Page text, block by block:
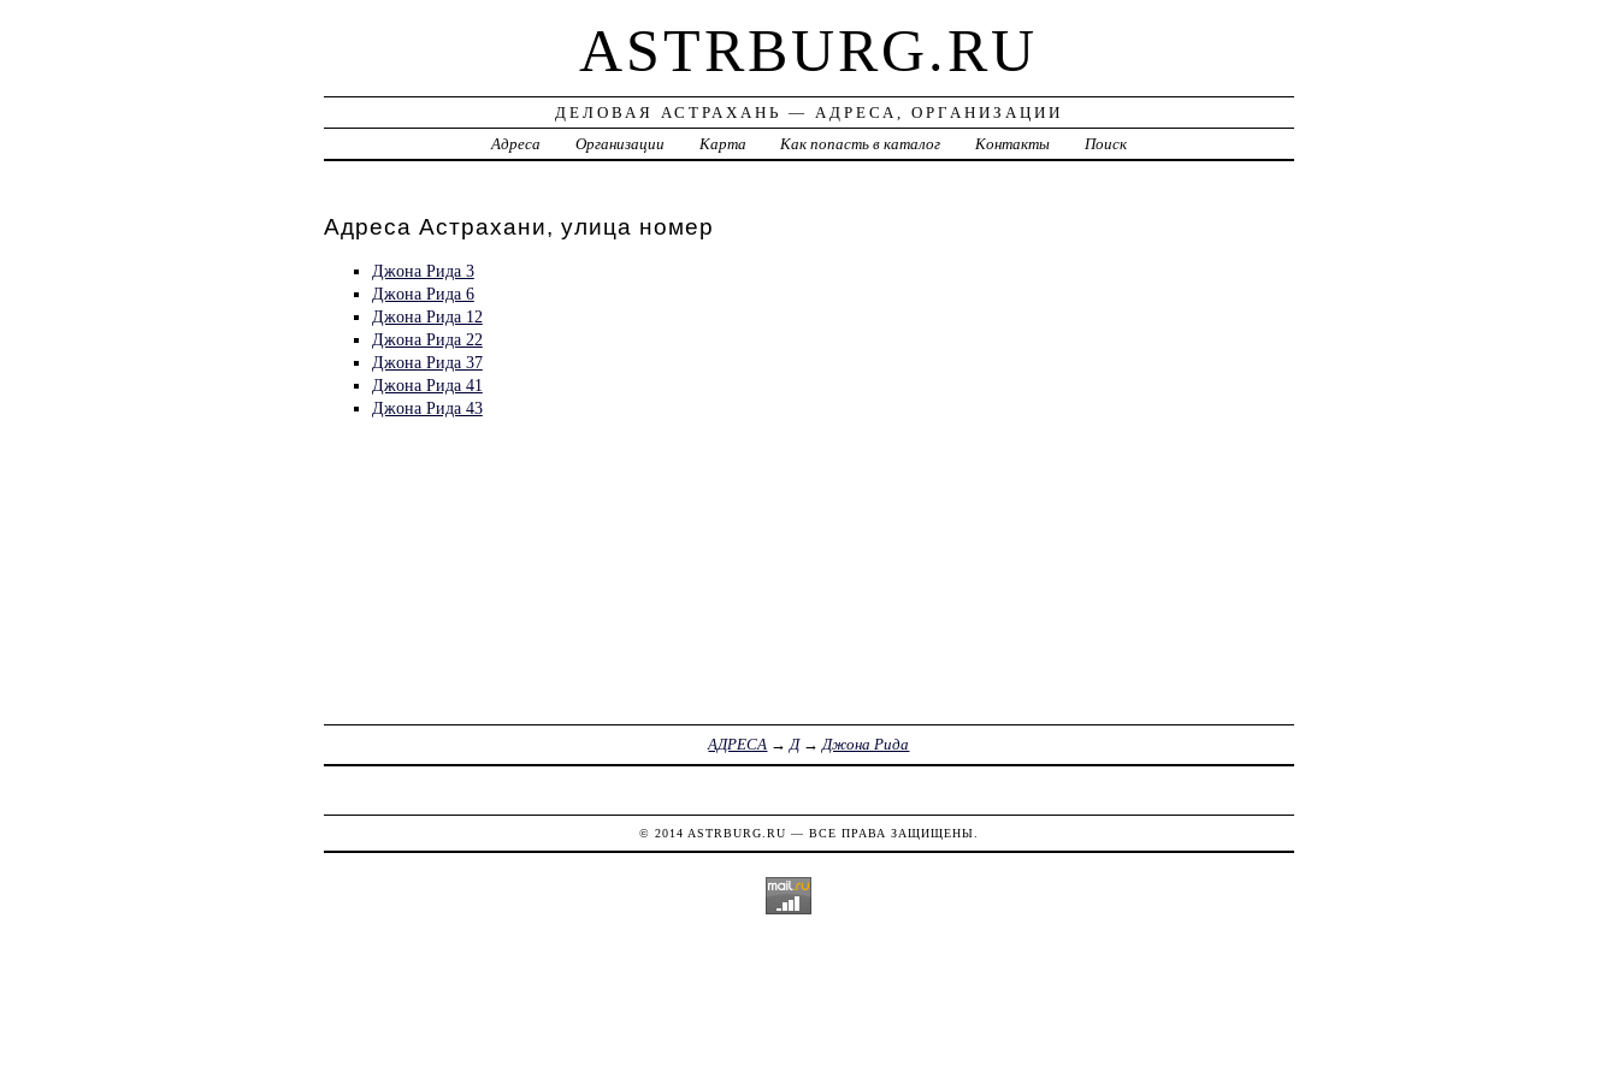
ASTRBURG.RU
ДЕЛОВАЯ АСТРАХАНЬ — АДРЕСА, ОРГАНИЗАЦИИ
Адреса
Организации Карта Как попасть в каталог Контакты Поиск
Адреса Астрахани, улица номер
Джона Рида 3
Джона Рида 6
Джона Рида 12
Джона Рида 22
Джона Рида 37
Джона Рида 41
Джона Рида 43
АДРЕСА →Д→Джона Рида
© 2014 ASTRBURG.RU — ВСЕ ПРАВА ЗАЩИЩЕНЫ.